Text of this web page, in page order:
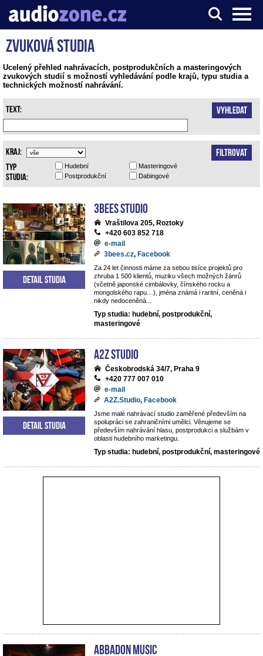
Server o digitálním zpracování zvuku
Zvuková studia
Ucelený přehled nahrávacích, postprodukčních a masteringových
zvukových studií s možností vyhledávání podle krajů, typu studia a
technických možností nahrávání.
Vyhledat
Text:
Filtrovat
Kraj:
Masteringové
Dabingové
Hudební
Postprodukční
Typ
studia:
3bees studio
Vraštilova 205, Roztoky
+420 603 852 718
e-mail
3bees.cz, Facebook
Za 24 let činnosti máme za sebou tisíce projektů pro
zhruba 1 500 klientů, muziku všech možných žánrů
(včetně japonské cimbálovky, čínského rocku a
mongolského rapu…), jména známá i raritní, ceněná i
nikdy nedoceněná...
Typ studia: hudební, postprodukční,
masteringové
Detail studia
A2Z Studio
Českobrodská 34/7, Praha 9
+420 777 007 010
e-mail
A2Z.Studio, Facebook
Jsme malé nahrávací studio zaměřené především na
spolupráci se zahraničními umělci. Věnujeme se
především nahrávání hlasu, postprodukci a službám v
oblasti hudebního marketingu.
Typ studia: hudební, postprodukční, masteringové
Detail studia
ABBADON Music